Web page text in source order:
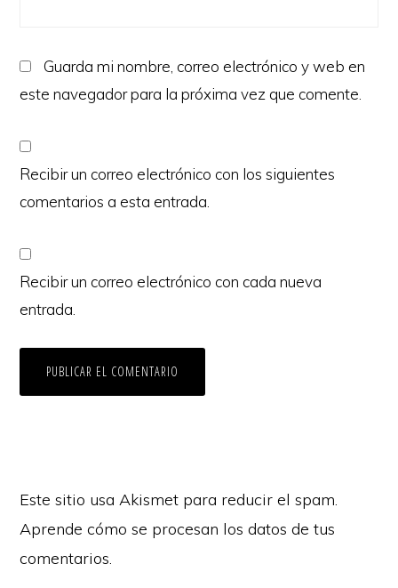
Guarda mi nombre, correo electrónico y web en
este navegador para la próxima vez que comente.
Recibir un correo electrónico con los siguientes
comentarios a esta entrada.
Recibir un correo electrónico con cada nueva
entrada.
Este sitio usa Akismet para reducir el spam.
Aprende cómo se procesan los datos de tus
comentarios.